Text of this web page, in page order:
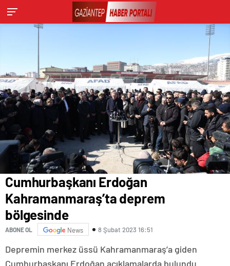
Cumhurbaşkanı Erdoğan
Kahramanmaraş’ta deprem
bölgesinde
ABONE OL News 8 Şubat 2023 16:51
Depremin merkez üssü Kahramanmaraş’a giden
Cumhurbaşkanı Erdoğan açıklamalarda bulundu.